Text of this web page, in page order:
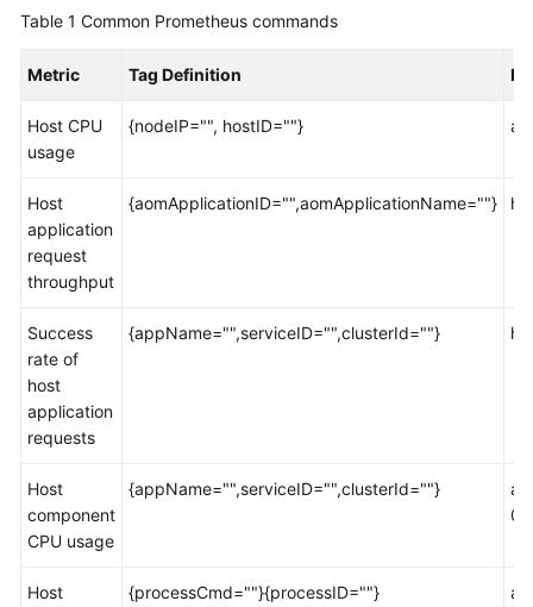
SDK
Videos
AOM
1.0
Documentation
Documents
General
Reference
Glossary
Shared
Table 1 Common Prometheus commands
Metric Tag Definition
Host CPU
usage
{nodeIP="", hostID=""}
Host
application
request
throughput
{aomApplicationID="",aomApplicationName=""}
Success
rate of
host
application
requests
{appName="",serviceID="",clusterId=""}
Host
component
CPU usage
{appName="",serviceID="",clusterId=""}
Host
{processCmd=""}{processID=""}